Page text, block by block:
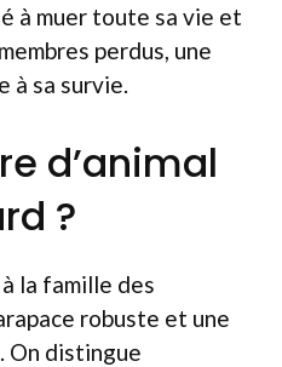
à muer toute sa vie et
perdus, une
à sa survie.
d’animal
?
la famille des
robuste et une
On distingue